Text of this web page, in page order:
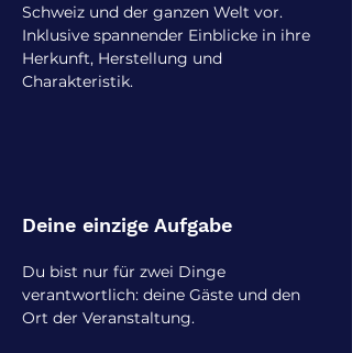
Schweiz und der ganzen Welt vor.
Inklusive spannender Einblicke in ihre
Herkunft, Herstellung und
Charakteristik.
Deine einzige Aufgabe
Du bist nur für zwei Dinge
verantwortlich: deine Gäste und den
Ort der Veranstaltung.